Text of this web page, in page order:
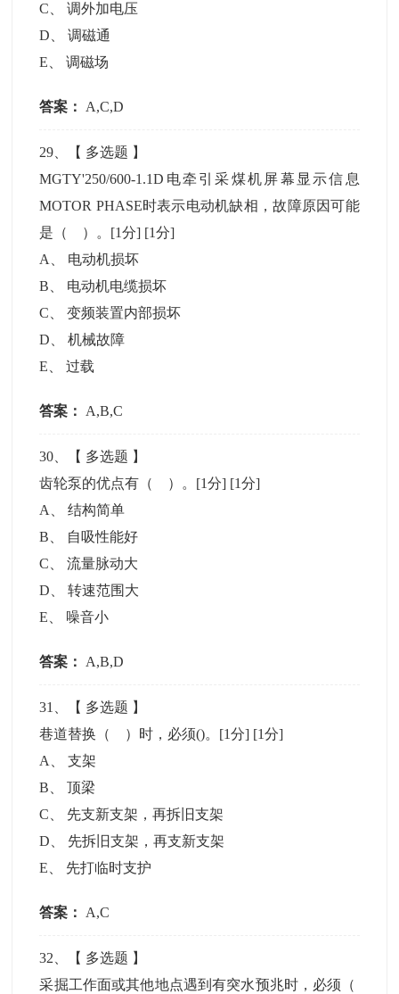
C 、调外加电压
D 、调磁通
E 、调磁场
答案： A,C,D
29 、【 多选题 】
MGTY'250/600-1.1D电牵引采煤机屏幕显示信息
MOTOR PHASE时表示电动机缺相，故障原因可能
是（ ）。[1分] [1分]
A
电动机损坏
B
电动机电缆损坏
C 、变频装置内部损坏
D 、机械故障
E 、过载
答案： A,B,C
30 、【 多选题 】
齿轮泵的优点有（ ）。[1分] [1分]
A
、结构简单
B
自吸性能好
C 、流量脉动大
D 、转速范围大
E
噪音小
答案： A,B,D
31 、【 多选题 】
巷道替换（ ）时，必须()。[1分] [1分]
A
、支架
B 、顶梁
C
先支新支架，再拆旧支架
D
先拆旧支架，再支新支架
E
先打临时支护
答案： A,C
32 、【 多选题 】
采掘工作面或其他地点遇到有突水预兆时，必须（